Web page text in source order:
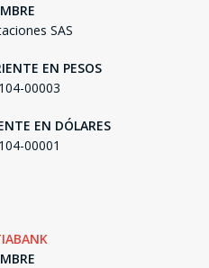
SAS
EN PESOS
00003
EN DÓLARES
00001